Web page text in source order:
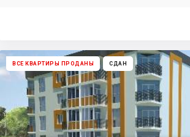
ВСЕ КВАРТИРЫ ПРОДАНЫ СДАН